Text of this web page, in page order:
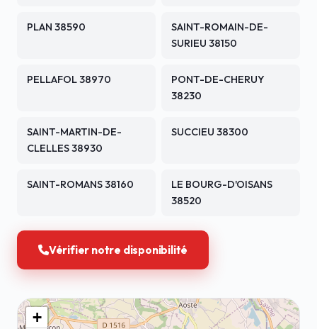
PLAN 38590
SAINT-ROMAIN-DE-
SURIEU 38150
PELLAFOL 38970
PONT-DE-CHERUY
38230
SAINT-MARTIN-DE-
CLELLES 38930
SUCCIEU 38300
SAINT-ROMANS 38160
LE BOURG-D'OISANS
38520
Vérifier notre disponibilité
+